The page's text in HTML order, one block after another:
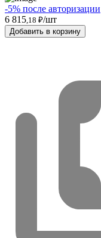
-5% после авторизации
6 815 ,18 ₽/шт
Добавить в корзину